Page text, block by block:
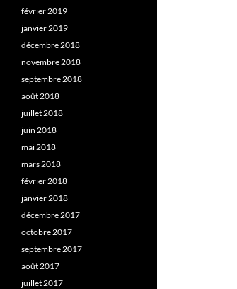
février 2019
janvier 2019
décembre 2018
novembre 2018
septembre 2018
août 2018
juillet 2018
juin 2018
mai 2018
mars 2018
février 2018
janvier 2018
décembre 2017
octobre 2017
septembre 2017
août 2017
juillet 2017